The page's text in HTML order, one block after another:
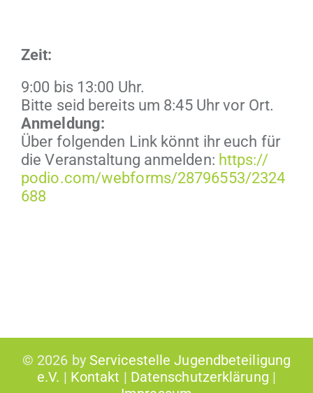
Zeit:
9:00 bis 13:00 Uhr.
Bitte seid bere­its um 8:45 Uhr vor Ort.
Anmel­dung:
Über fol­gen­den Link kön­nt ihr euch für
die Ver­anstal­tung anmelden: https://​
podio​.com/​w​e​b​f​o​r​m​s​/​2​8​7​9​6​5​5​3​/​2​3​2​4​
688
© 2026 by Servicestelle Jugendbeteiligung
e.V. | Kontakt | Datenschutzerklärung |